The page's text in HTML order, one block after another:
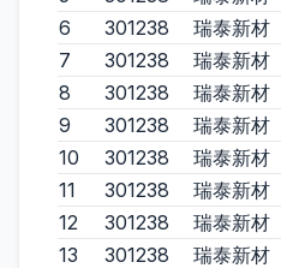
6
301238 瑞泰新材
7
301238 瑞泰新材
8
301238 瑞泰新材
9
301238 瑞泰新材
10
301238 瑞泰新材
11
301238 瑞泰新材
12
301238 瑞泰新材
13
301238 瑞泰新材